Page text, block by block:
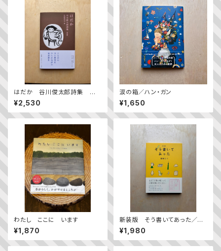
はだか 谷川俊太郎詩集 新
装版
¥2,530
涙の箱／ハン・ガン
¥1,650
わたし ここに います
¥1,870
新装版 そう書いてあった／益
田ミリ
¥1,980